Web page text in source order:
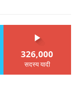
326,000
सदस्य यादी